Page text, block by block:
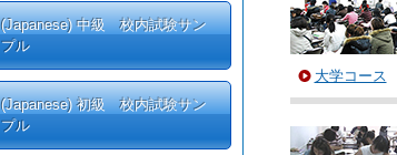
(Japanese) 中級 校内試験サン
プル
(Japanese) 初級 校内試験サン
プル
大学コース